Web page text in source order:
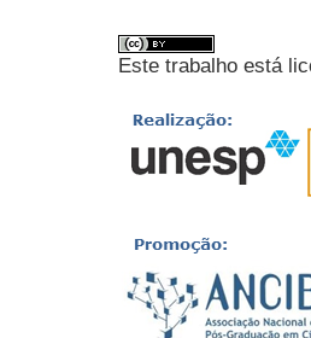
Este trabalho está